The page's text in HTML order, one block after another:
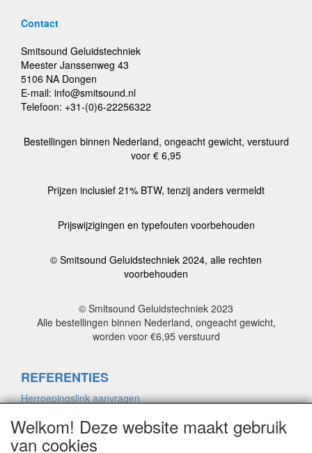
Contact
Smitsound Geluidstechniek
Meester Janssenweg 43
5106 NA Dongen
E-mail: info@smitsound.nl
Telefoon: +31-(0)6-22256322
Bestellingen binnen Nederland, ongeacht gewicht, verstuurd
voor € 6,95
Prijzen inclusief 21% BTW, tenzij anders vermeldt
Prijswijzigingen en typefouten voorbehouden
© Smitsound Geluidstechniek 2024, alle rechten
voorbehouden
© Smitsound Geluidstechniek 2023
Alle bestellingen binnen Nederland, ongeacht gewicht,
worden voor €6,95 verstuurd
REFERENTIES
Herroepingslink aanvragen
ALGEMENE VOORWAARDEN
Welkom! Deze website maakt gebruik
van cookies